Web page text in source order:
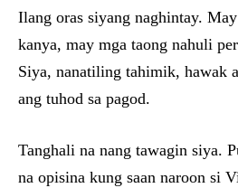
Ilang oras siyang naghintay.
kanya, may mga taong nahuli
Siya, nanatiling tahimik, hawak
ang tuhod sa pagod.
Tanghali na nang tawagin siya.
na opisina kung saan naroon si